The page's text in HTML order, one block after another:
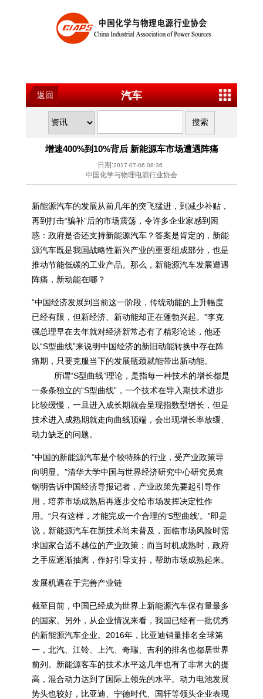
返回 汽车
增速400%到10%背后 新能源车市场遭遇阵痛
日期:2017-07-06 08:36
中国化学与物理电源行业协会
新能源汽车的发展从前几年的突飞猛进，到减少补贴，
再到打击“骗补”后的市场震荡，令许多企业家感到困
惑：政府是否还支持新能源汽车？答案是肯定的，新能
源汽车既是我国战略性新兴产业的重要组成部分，也是
推动节能低碳的工业产品。那么，新能源汽车发展遭遇
阵痛，新动能在哪？
“中国经济发展到当前这一阶段，传统动能的上升幅度
已经有限，但新经济、新动能却正在蓬勃兴起。”李克
强总理早在去年就对经济新常态有了精彩论述，他还
以“S型曲线”来说明中国经济的新旧动能转换中存在阵
痛期，只要克服当下的发展瓶颈就能带出新动能。
所谓“S型曲线”理论，是指每一种技术的增长都是
一条条独立的“S型曲线”，一个技术在导入期技术进步
比较缓慢，一旦进入成长期就会呈现指数型增长，但是
技术进入成熟期就走向曲线顶端，会出现增长率放缓、
动力缺乏的问题。
“中国的新能源汽车是个较特殊的行业，受产业政策导
向明显。”清华大学中国与世界经济研究中心研究员袁
钢明告诉中国经济导报记者，产业政策先要起引导作
用，培养市场成熟后再逐步交给市场发挥决定性作
用。“只有这样，才能完成一个合理的‘S型曲线’。”即是
说，新能源汽车在新技术尚未普及，面临市场风险时需
求国家合适不越位的产业政策；而当时机成熟时，政府
之手应逐渐抽离，作好引导支持，帮助市场成熟起来。
发展机遇在于完善产业链
截至目前，中国已经成为世界上新能源汽车保有量最多
的国家。另外，从企业情况来看，我国已经有一批优秀
的新能源汽车企业。2016年，比亚迪销量排名全球第
一，北汽、江铃、上汽、奇瑞、吉利的排名也都居世界
前列。新能源客车的技术水平这几年也有了非常大的提
高，混合动力达到了国际上领先的水平。动力电池发展
势头也较好，比亚迪、宁德时代、国轩等领头企业表现